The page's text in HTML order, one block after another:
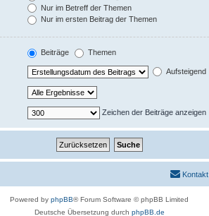
Nur im Betreff der Themen
Nur im ersten Beitrag der Themen
Beiträge Themen
Aufsteigend
Zeichen der Beiträge anzeigen
Kontakt
Powered by phpBB® Forum Software © phpBB Limited
Deutsche Übersetzung durch phpBB.de